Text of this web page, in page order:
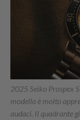
2025 Seiko Prospex
modello è molto
audaci. Il quadrante